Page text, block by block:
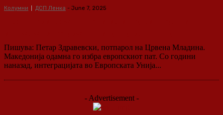
Колумни ДСП Ленка - June 7, 2025
Пишува: Петар Здравевски, потпарол на Црвена Младина.
Македонија одамна го избра европскиот пат. Со години
наназад, интеграцијата во Европската Унија...
- Advertisement -